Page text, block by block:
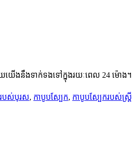
ើងនឹងទាក់ទងទៅក្នុងរយៈពេល 24 ម៉ោង។
បស់បុរស, កាបូបស្បែក, កាបូបស្បែករបស់ស្ត្រី